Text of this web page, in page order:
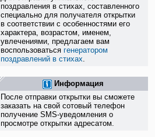
поздравления в стихах, составленного
специально для получателя открытки
в соответствии с особенностями его
характера, возрастом, именем,
увлечениями, предлагаем вам
воспользоваться генератором
поздравлений в стихах.
Информация
После отправки открытки вы сможете
заказать на свой сотовый телефон
получение SMS-уведомления о
просмотре открытки адресатом.